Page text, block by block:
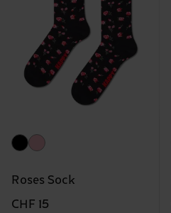
Roses Sock
CHF 15